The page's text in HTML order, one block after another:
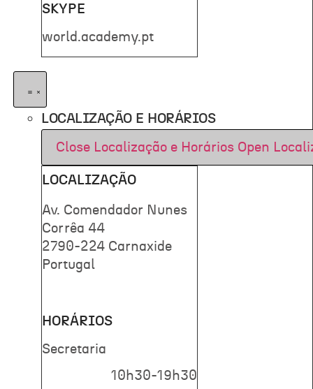
SKYPE
world.academy.pt
LOCALIZAÇÃO E HORÁRIOS
Close Localização e Horários Open
LOCALIZAÇÃO
Av. Comendador Nunes
Corrêa 44
2790-224 Carnaxide
Portugal
HORÁRIOS
Secretaria
10h30-19h30